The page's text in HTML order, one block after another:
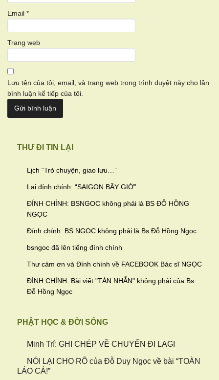
Email *
Trang web
Lưu tên của tôi, email, và trang web trong trình duyệt này cho lần
bình luận kế tiếp của tôi.
THƯ ĐI TIN LẠI
Lịch “Trò chuyện, giao lưu…”
Lại đính chính: “SAIGON BÂY GIỜ”
ĐÍNH CHÍNH: BSNGOC không phải là BS ĐỖ HỒNG
NGỌC
Đính chính: BS NGỌC không phải là Bs Đỗ Hồng Ngọc
bsngoc đã lên tiếng đính chính
Thư cảm ơn và Đính chính về FACEBOOK Bác sĩ NGỌC
ĐÍNH CHÍNH: Bài viết "TÀN NHẪN" không phải của Bs
Đỗ Hồng Ngọc
PHẬT HỌC & ĐỜI SỐNG
Minh Trí: GHI CHÉP VỀ CHUYẾN ĐI LAGI
NÓI LẠI CHO RÕ của Đỗ Duy Ngọc về bài “TOÀN
LÁO CẢ!”